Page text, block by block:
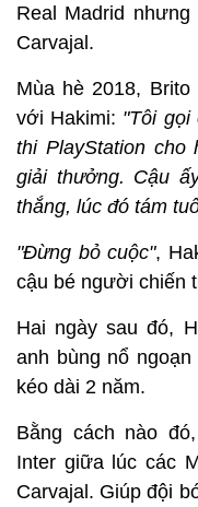
Real Madrid
Carvajal.
Mùa hè 2018,
với Hakimi: "Tôi gọi
thi PlayStation
giải thưởng. Cậu
thắng, lúc đó tám
"Đừng bỏ cuộc",
cậu bé người chiến
Hai ngày sau đó,
anh bùng nổ
kéo dài 2 năm.
Bằng cách nào
Inter giữa lúc các
Carvajal. Giúp đội